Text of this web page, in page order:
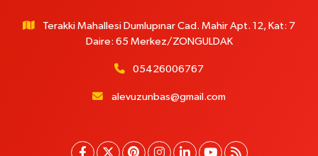
Terakki Mahallesi Dumlupınar Cad. Mahir Apt. 12, Kat: 7
Daire: 65 Merkez/ZONGULDAK
05426006767
alevuzunbas@gmail.com